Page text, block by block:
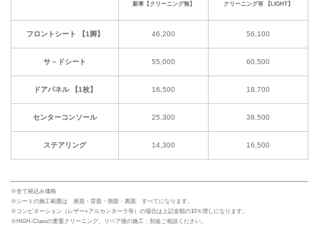
新車【クリーニング無】 クリーニング有 【LIGHT】
フロントシート 【1脚】 46,200 56,100
サ－ドシート 55,000 60,500
ドアパネル 【1枚】 16,500 18,700
センターコンソール 25,300 38,500
ステアリング 14,300 16,500
※全て税込み価格
※シートの施工範囲は 座面・背面・側面・裏面 すべてになります。
※コンビネーション（レザー+アルカンターラ等）の場合は上記金額の10％増しになります。
※HIGH-Classの要重クリーニング、リペア後の施工：別途ご相談ください。